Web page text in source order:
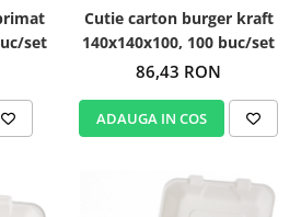
set
Cutie carton burger kraft
140x140x100, 100 buc/set
86,43 RON
ADAUGA IN COS